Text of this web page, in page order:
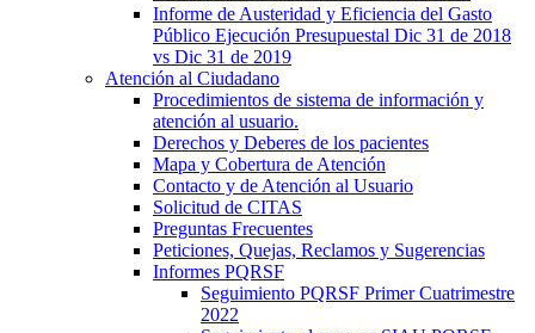
Informe de Austeridad y Eficiencia del Gasto
Público Ejecución Presupuestal Dic 31 de 2018
vs Dic 31 de 2019
Atención al Ciudadano
Procedimientos de sistema de información y
atención al usuario.
Derechos y Deberes de los pacientes
Mapa y Cobertura de Atención
Contacto y de Atención al Usuario
Solicitud de CITAS
Preguntas Frecuentes
Peticiones, Quejas, Reclamos y Sugerencias
Informes PQRSF
Seguimiento PQRSF Primer Cuatrimestre
2022